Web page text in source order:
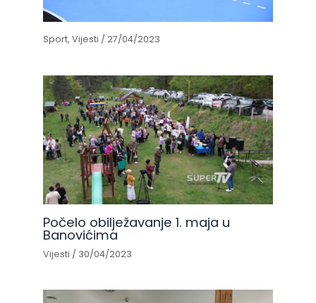
Sport,Vijesti /27/04/2023
Počelo obilježavanje 1. maja u
Banovićima
Vijesti / 30/04/2023